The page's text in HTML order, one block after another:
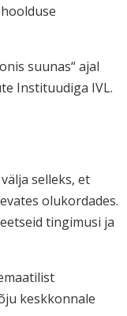
suunas“ ajal
Instituudiga IVL.
selleks, et
olukordades.
tingimusi ja
keskkonnale